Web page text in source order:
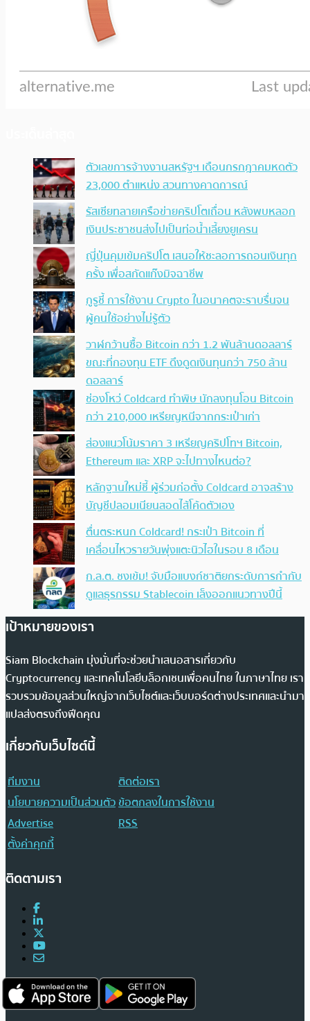
ตัวเลขการจ้างงานสหรัฐฯ เดือนกรกฎาคมหดตัว
23,000 ตำแหน่ง สวนทางคาดการณ์
รัสเซียทลายเครือข่ายคริปโตเถื่อน หลังพบหลอก
เงินประชาชนส่งไปเป็นท่อน้ำเลี้ยงยูเครน
ญี่ปุ่นคุมเข้มคริปโต เสนอให้ชะลอการถอนเงินทุก
ครั้ง เพื่อสกัดแก๊งมิจฉาชีพ
กูรูชี้ การใช้งาน Crypto ในอนาคตจะราบรื่นจน
ผู้คนใช้อย่างไม่รู้ตัว
วาฬกว้านซื้อ Bitcoin กว่า 1.2 พันล้านดอลลาร์
ขณะที่กองทุน ETF ดึงดูดเงินทุนกว่า 750 ล้าน
ดอลลาร์
ช่องโหว่ Coldcard ทำพิษ นักลงทุนโอน Bitcoin
กว่า 210,000 เหรียญหนีจากกระเป๋าเก่า
ส่องแนวโน้มราคา 3 เหรียญคริปโทฯ Bitcoin,
Ethereum และ XRP จะไปทางไหนต่อ?
หลักฐานใหม่ชี้ ผู้ร่วมก่อตั้ง Coldcard อาจสร้าง
บัญชีปลอมเนียนสอดไส้โค้ดตัวเอง
ตื่นตระหนก Coldcard! กระเป๋า Bitcoin ที่
เคลื่อนไหวรายวันพุ่งแตะนิวไฮในรอบ 8 เดือน
ก.ล.ต. ชงเข้ม! จับมือแบงก์ชาติยกระดับการกำกับ
ดูแลธุรกรรม Stablecoin เล็งออกแนวทางปีนี้
เป้าหมายของเรา
Siam Blockchain มุ่งมั่นที่จะช่วยนำเสนอสารเกี่ยวกับ
Cryptocurrency และเทคโนโลยีบล็อกเชนเพื่อคนไทย ในภาษาไทย เรา
รวบรวมข้อมูลส่วนใหญ่จากเว็บไซต์และเว็บบอร์ดต่างประเทศและนำมา
แปลส่งตรงถึงฟีดคุณ
เกี่ยวกับเว็บไซต์นี้
ทีมงาน
ติดต่อเรา
นโยบายความเป็นส่วนตัวข้อตกลงในการใช้งาน
Advertise
RSS
ตั้งค่าคุกกี้
ติดตามเรา